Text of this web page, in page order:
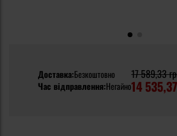
Доставка:Безкоштовно
Час відправлення:Негайно
17 589,33
14